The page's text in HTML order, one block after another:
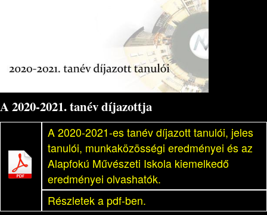
A 2020-2021. tanév díjazottja
A 2020-2021-es tanév díjazott tanulói, jeles
tanulói, munkaközösségi eredményei és az
Alapfokú Művészeti Iskola kiemelkedő
eredményei olvashatók.
Részletek a pdf-ben.